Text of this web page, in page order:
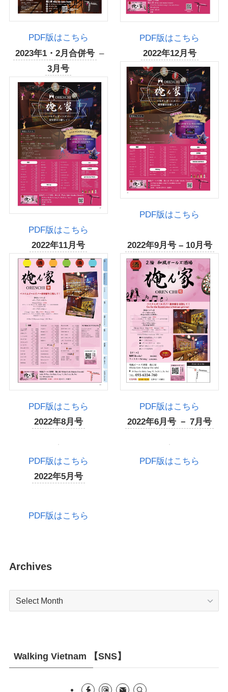
PDF版はこちら
PDF版はこちら
2023年1・2月合併号 –
3月号
PDF版はこちら
2022年12月号
PDF版はこちら
2022年11月号
PDF版はこちら
2022年9月号 – 10月号
PDF版はこちら
2022年8月号
PDF版はこちら
2022年6月号 － 7月号
PDF版はこちら
2022年5月号
PDF版はこちら
Archives
Archives
Walking Vietnam 【SNS】